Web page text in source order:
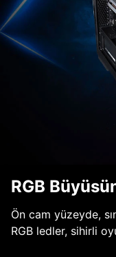
RGB
Ön cam yüzeyde,
RGB ledler, sihirli